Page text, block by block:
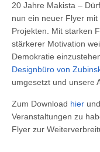
20 Jahre Makista –
nun ein neuer Flyer
Projekten. Mit starken
stärkerer Motivation
Demokratie
Designbüro von
umgesetzt und unsere
Zum Download hier
Veranstaltungen zu
Flyer zur